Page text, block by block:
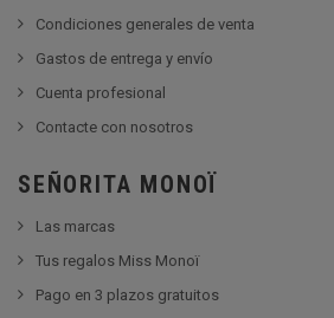
Condiciones generales de venta
Gastos de entrega y envío
Cuenta profesional
Contacte con nosotros
SEÑORITA MONOÏ
Las marcas
Tus regalos Miss Monoï
Pago en 3 plazos gratuitos